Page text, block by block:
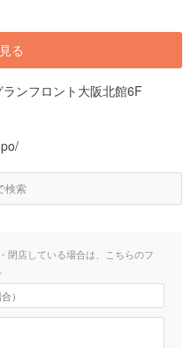
る
ンフロント大阪北館6F
検索
閉店している場合は、こちらのフ